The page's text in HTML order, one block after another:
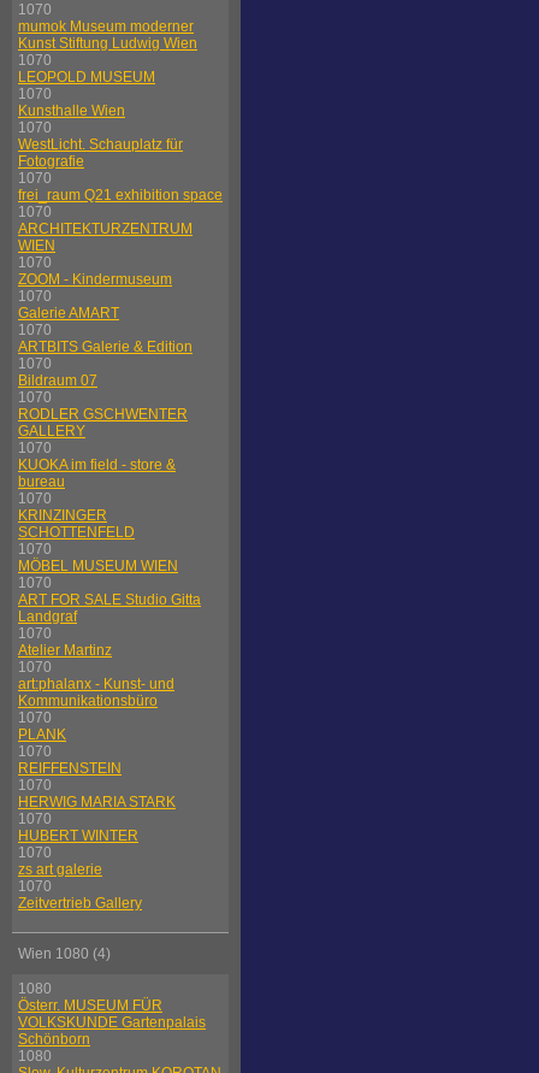
1070
mumok Museum moderner
Kunst Stiftung Ludwig Wien
1070
LEOPOLD MUSEUM
1070
Kunsthalle Wien
1070
WestLicht. Schauplatz für
Fotografie
1070
frei_raum Q21 exhibition space
1070
ARCHITEKTURZENTRUM
WIEN
1070
ZOOM - Kindermuseum
1070
Galerie AMART
1070
ARTBITS Galerie & Edition
1070
Bildraum 07
1070
RODLER GSCHWENTER
GALLERY
1070
KUOKA im field - store &
bureau
1070
KRINZINGER
SCHOTTENFELD
1070
MÖBEL MUSEUM WIEN
1070
ART FOR SALE Studio Gitta
Landgraf
1070
Atelier Martinz
1070
art:phalanx - Kunst- und
Kommunikationsbüro
1070
PLANK
1070
REIFFENSTEIN
1070
HERWIG MARIA STARK
1070
HUBERT WINTER
1070
zs art galerie
1070
Zeitvertrieb Gallery
Wien 1080 (4)
1080
Österr. MUSEUM FÜR
VOLKSKUNDE Gartenpalais
Schönborn
1080